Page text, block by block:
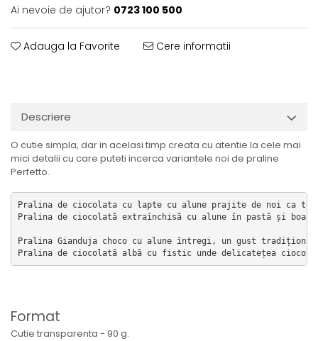
Ai nevoie de ajutor? 0723 100 500
Adauga la Favorite Cere informatii
Descriere
O cutie simpla, dar in acelasi timp creata cu atentie la cele mai
mici detalii cu care puteti incerca variantele noi de praline
Perfetto.
Pralina de ciocolata cu lapte cu alune prajite de noi ca
Pralina de ciocolată extraînchisă cu alune în pastă și
Pralina Gianduja choco cu alune întregi, un gust
Pralina de ciocolată albă cu fistic unde delicatețea
Format
Cutie transparenta - 90 g.